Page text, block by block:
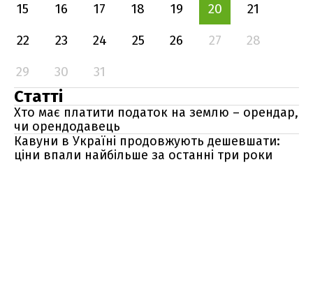
15
16 17 18 19 20
21
22
23 24 25 26 27
28
29
30 31
Статті
Хто має платити податок на землю – орендар,
чи орендодавець
Кавуни в Україні продовжують дешевшати:
ціни впали найбільше за останні три роки